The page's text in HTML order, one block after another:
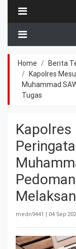
Home
Berita
Kapolres
Muhammad
Tugas
Kapolres
medn9441 | 04 Sep